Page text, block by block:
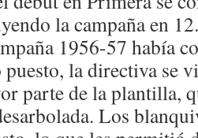
la campaña en
1956-57 había
la directiva se
parte de la plantilla,
Los